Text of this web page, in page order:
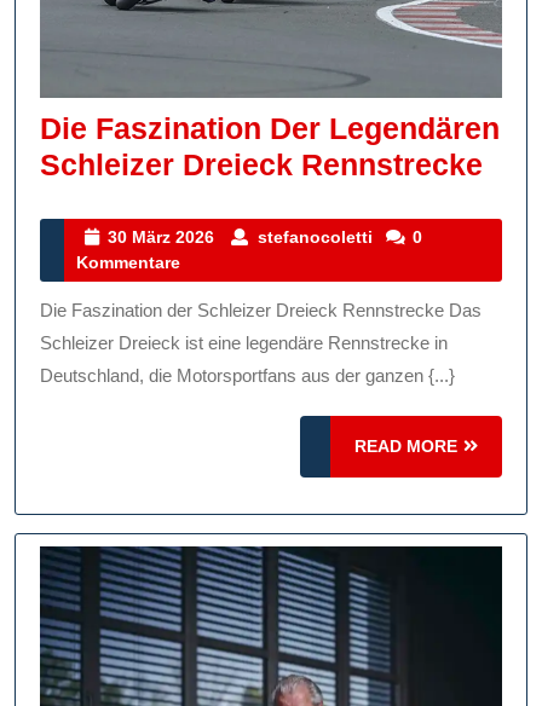
Die Faszination Der Legendären
Schleizer Dreieck Rennstrecke
30 März 2026
30
2026
stefanocoletti stefanocoletti
0
Kommentare
Die Faszination der Schleizer Dreieck Rennstrecke Das
Schleizer Dreieck ist eine legendäre Rennstrecke in
Deutschland, die Motorsportfans aus der ganzen {...}
READ MORE
READ
MORE